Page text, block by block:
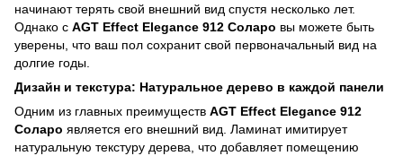
начинают терять свой внешний вид спустя несколько лет.
Однако с AGT Effect Elegance 912 Соларо вы можете быть
уверены, что ваш пол сохранит свой первоначальный вид на
долгие годы.
Дизайн и текстура: Натуральное дерево в каждой панели
Одним из главных преимуществ AGT Effect Elegance 912
Соларо является его внешний вид. Ламинат имитирует
натуральную текстуру дерева, что добавляет помещению